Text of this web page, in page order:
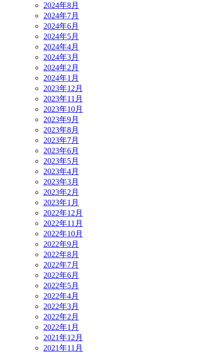
2024年8月
2024年7月
2024年6月
2024年5月
2024年4月
2024年3月
2024年2月
2024年1月
2023年12月
2023年11月
2023年10月
2023年9月
2023年8月
2023年7月
2023年6月
2023年5月
2023年4月
2023年3月
2023年2月
2023年1月
2022年12月
2022年11月
2022年10月
2022年9月
2022年8月
2022年7月
2022年6月
2022年5月
2022年4月
2022年3月
2022年2月
2022年1月
2021年12月
2021年11月